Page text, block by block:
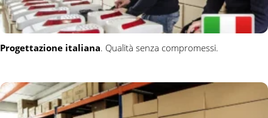
Progettazione italiana. Qualità senza compromessi.